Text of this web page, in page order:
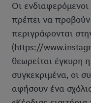
Οι
πρέπει να προβούν
περιγράφονται
(https://
θεωρείται έγκυρη
συγκεκριμένα, οι
αφήσουν ένα